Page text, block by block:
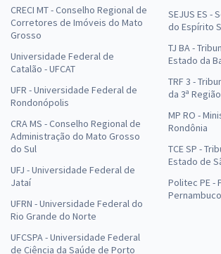
CRECI MT - Conselho Regional de
Corretores de Imóveis do Mato
Grosso
Universidade Federal de
Catalão - UFCAT
UFR - Universidade Federal de
Rondonópolis
CRA MS - Conselho Regional de
Administração do Mato Grosso
do Sul
UFJ - Universidade Federal de
Jataí
UFRN - Universidade Federal do
Rio Grande do Norte
UFCSPA - Universidade Federal
de Ciência da Saúde de Porto
SEJUS ES -
do Espírito
TJ BA -
Estado da
TRF 3 -
da 3ª Região
MP RO -
Rondônia
TCE SP -
Estado de
Politec PE -
Pernambuco